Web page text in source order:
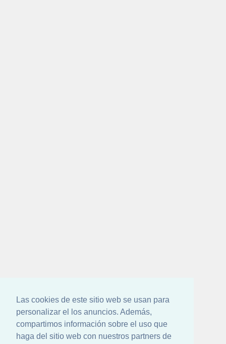
Las cookies de este sitio web se usan para
personalizar el los anuncios. Además,
compartimos información sobre el uso que
haga del sitio web con nuestros partners de